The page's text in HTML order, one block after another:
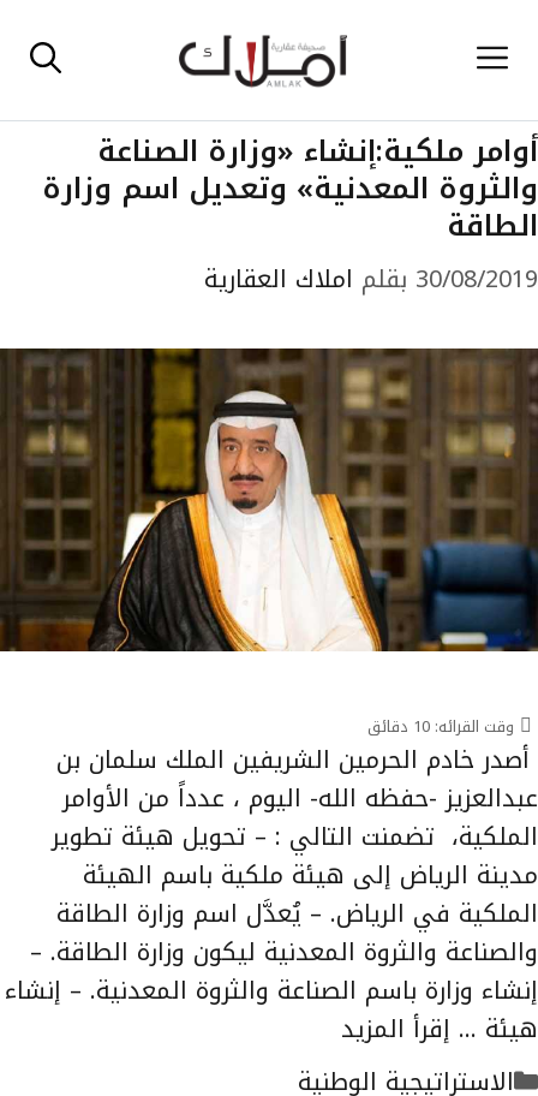
إلى القائمة
أوامر ملكية:إنشاء «وزارة الصناعة
والثروة المعدنية» وتعديل اسم وزارة
الطاقة
30/08/2019 بقلم املاك العقارية
وقت القرائه: 10 دقائق
‏ أصدر خادم الحرمين الشريفين الملك سلمان بن
عبدالعزيز -حفظه الله- اليوم ، عدداً من الأوامر
الملكية، تضمنت التالي : – تحويل هيئة تطوير
مدينة الرياض إلى هيئة ملكية باسم الهيئة
الملكية في الرياض. – يُعدَّل اسم وزارة الطاقة
والصناعة والثروة المعدنية ليكون وزارة الطاقة. –
إنشاء وزارة باسم الصناعة والثروة المعدنية. – إنشاء
هيئة … إقرأ المزيد
التصنيفات
الاستراتيجية الوطنية